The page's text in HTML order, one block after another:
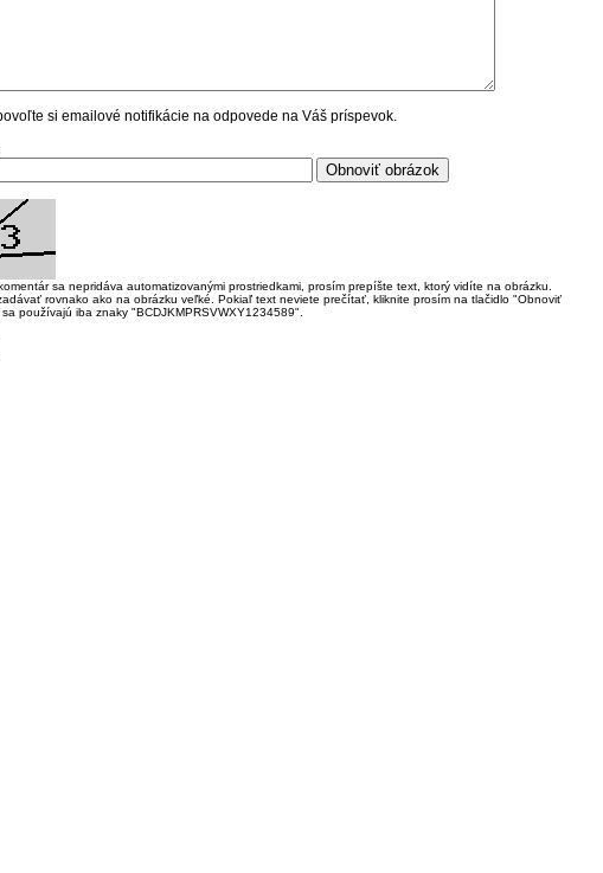
si emailové notifikácie na odpovede na Váš príspevok.
sa nepridáva automatizovanými prostriedkami, prosím prepíšte text, ktorý vidíte na obrázku.
rovnako ako na obrázku veľké. Pokiaľ text neviete prečítať, kliknite prosím na tlačidlo "Obnoviť
používajú iba znaky "BCDJKMPRSVWXY1234589".